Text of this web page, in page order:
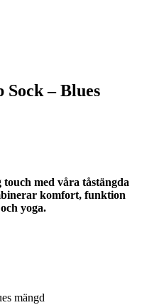
– Blues
med våra tåstängda
komfort, funktion
yoga.
mängd